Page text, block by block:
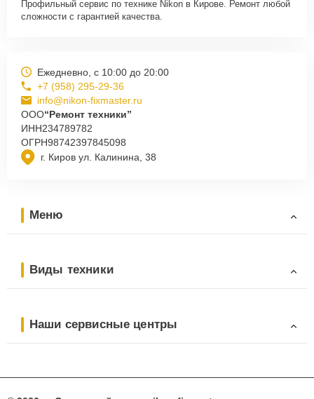
Профильный сервис по технике Nikon в Кирове. Ремонт любой
сложности с гарантией качества.
г. Киров ул. Калинина, 38
Ежедневно, с 10:00 до 20:00
+7 (958) 295-29-36
info@nikon-fixmaster.ru
ООО“Ремонт техники”
ИНН234789782
ОГРН98742397845098
Меню
Виды техники
Наши сервисные центры